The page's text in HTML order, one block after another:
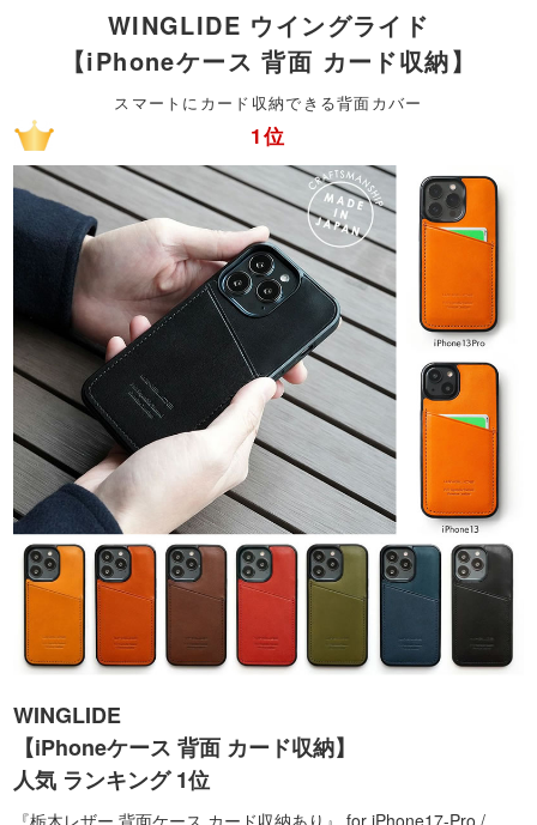
WINGLIDE ウイングライド
【iPhoneケース 背面 カード収納】
スマートにカード収納できる背面カバー
1位
WINGLIDE
【iPhoneケース 背面 カード収納】
人気 ランキング 1位